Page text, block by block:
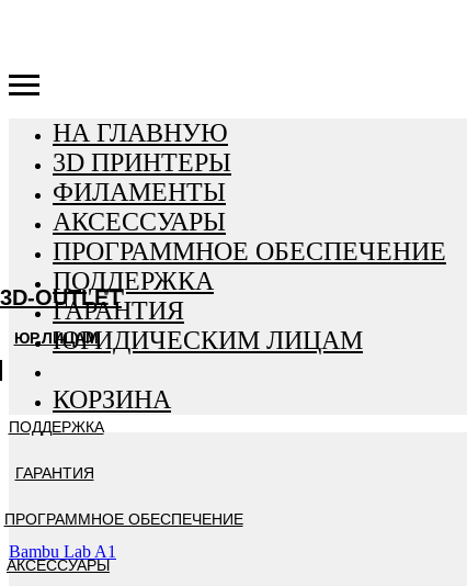
3D-OUTLET
ЮР.ЛИЦАМ
ПОДДЕРЖКА
ГАРАНТИЯ
ПРОГРАММНОЕ ОБЕСПЕЧЕНИЕ
АКСЕССУАРЫ
НА ГЛАВНУЮ
3D ПРИНТЕРЫ
ФИЛАМЕНТЫ
АКСЕССУАРЫ
ПРОГРАММНОЕ ОБЕСПЕЧЕНИЕ
ПОДДЕРЖКА
ГАРАНТИЯ
ЮРИДИЧЕСКИМ ЛИЦАМ
КОРЗИНА
Bambu Lab A1